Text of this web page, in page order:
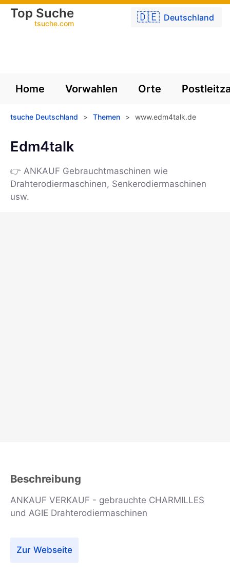
🇩🇪 Deutschland
Top Suche
tsuche.com
Home Vorwahlen Orte
tsuche Deutschland > Themen > www.edm4talk.de
Edm4talk
👉 ANKAUF Gebrauchtmaschinen wie
Drahterodiermaschinen, Senkerodiermaschinen
usw.
Beschreibung
ANKAUF VERKAUF - gebrauchte CHARMILLES
und AGIE Drahterodiermaschinen
Zur Webseite